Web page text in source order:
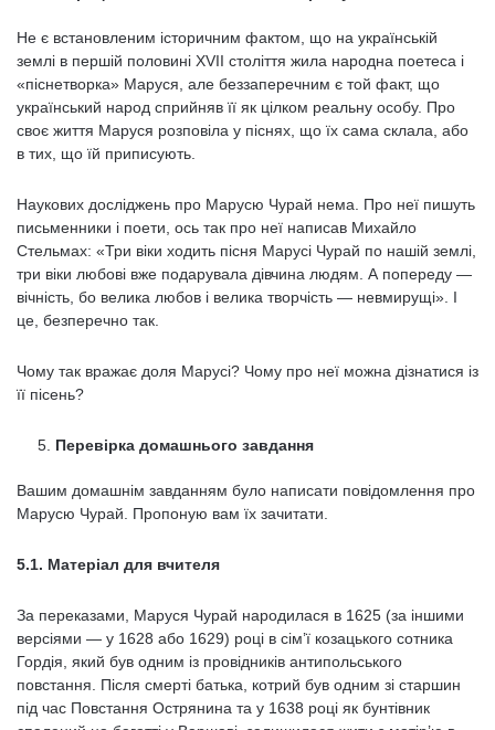
Не є встановленим історичним фактом, що на українській
землі в першій половині XVII століття жила народна поетеса і
«піснетворка» Маруся, але беззаперечним є той факт, що
український народ сприйняв її як цілком реальну особу. Про
своє життя Маруся розповіла у піснях, що їх сама склала, або
в тих, що їй приписують.
Наукових досліджень про Марусю Чурай нема. Про неї пишуть
письменники і поети, ось так про неї написав Михайло
Стельмах: «Три віки ходить пісня Марусі Чурай по нашій землі,
три віки любові вже подарувала дівчина людям. А попереду —
вічність, бо велика любов і велика творчість — невмирущі». І
це, безперечно так.
Чому так вражає доля Марусі? Чому про неї можна дізнатися із
її пісень?
Перевірка домашнього завдання
Вашим домашнім завданням було написати повідомлення про
Марусю Чурай. Пропоную вам їх зачитати.
5.1. Матеріал для вчителя
За переказами, Маруся Чурай народилася в 1625 (за іншими
версіями — у 1628 або 1629) році в сім’ї козацького сотника
Гордія, який був одним із провідників антипольського
повстання. Після смерті батька, котрий був одним зі старшин
під час Повстання Острянина та у 1638 році як бунтівник